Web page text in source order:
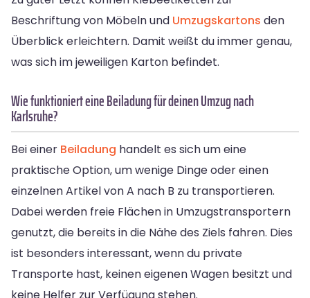
Beschriftung von Möbeln und Umzugskartons den
Überblick erleichtern. Damit weißt du immer genau,
was sich im jeweiligen Karton befindet.
Wie funktioniert eine Beiladung für deinen Umzug nach
Karlsruhe?
Bei einer Beiladung handelt es sich um eine
praktische Option, um wenige Dinge oder einen
einzelnen Artikel von A nach B zu transportieren.
Dabei werden freie Flächen in Umzugstransportern
genutzt, die bereits in die Nähe des Ziels fahren. Dies
ist besonders interessant, wenn du private
Transporte hast, keinen eigenen Wagen besitzt und
keine Helfer zur Verfügung stehen.